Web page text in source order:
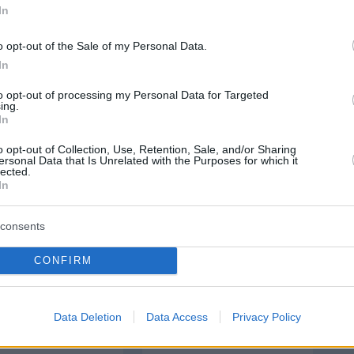
opt-out of the Sale of my Personal Data.
opt-out of processing my Personal Data for Targeted
opt-out of Collection, Use, Retention, Sale, and/or Sharing
Data that Is Unrelated with the Purposes for which it
CONFIRM
Data Deletion Data Access Privacy Policy
protothema.gr στο Google News
Ειδήσειςαπό την Ελλάδα και τον Κόσμο, τη
στο
ΠΡΟΣΘΗΚΗ ΣΧΟΛΙΟΥ
ΣΧΟΛΙΟΥ
EMAIL